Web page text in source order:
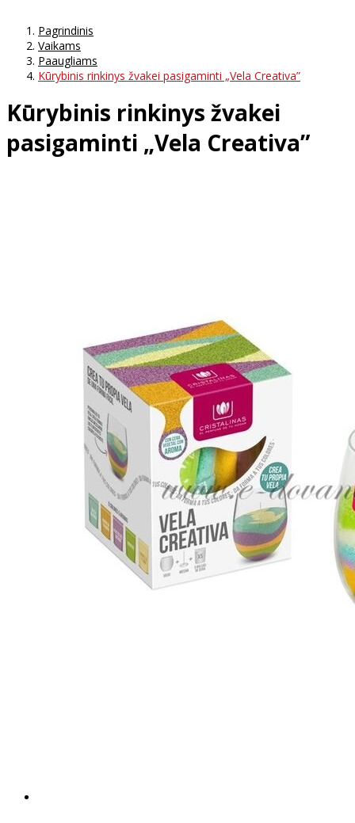
Pagrindinis
Vaikams
Paaugliams
Kūrybinis rinkinys žvakei pasigaminti „Vela Creativa”
Kūrybinis rinkinys žvakei
pasigaminti „Vela Creativa”